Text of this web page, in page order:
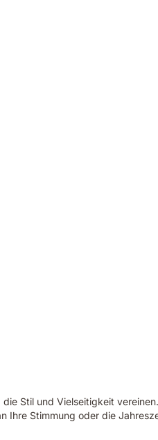
Stil und Vielseitigkeit
Ihre Stimmung oder die